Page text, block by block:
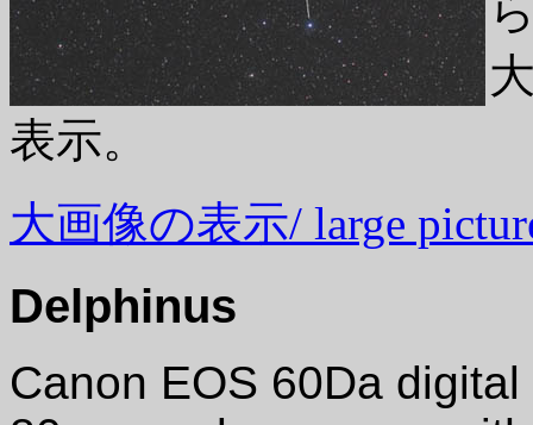
表示。
大画像の表示/ large
Delphinus
Canon EOS 60Da